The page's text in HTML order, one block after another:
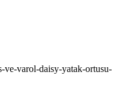
ve-varol-daisy-yatak-ortusu-